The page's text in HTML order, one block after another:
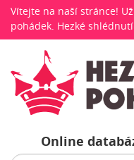
Vítejte na naší stránce!
pohádek. Hezké
Online